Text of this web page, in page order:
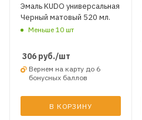
Эмаль KUDO универсальная
Черный матовый 520 мл.
Меньше 10 шт
306 руб./шт
Вернем на карту до 6
бонусных баллов
В КОРЗИНУ